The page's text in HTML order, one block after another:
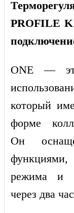
PROFILE K
ONE —
который
форме
Он
функциями,
режима и
через два